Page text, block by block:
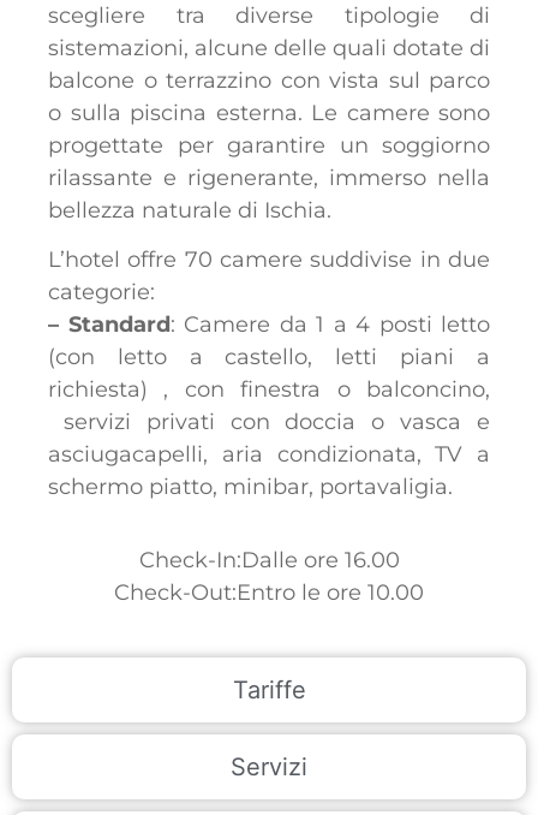
Tariffe
Servizi
scegliere tra diverse tipologie di
sistemazioni, alcune delle quali dotate di
balcone o terrazzino con vista sul parco
o sulla piscina esterna. Le camere sono
progettate per garantire un soggiorno
rilassante e rigenerante, immerso nella
bellezza naturale di Ischia.
L’hotel offre 70 camere suddivise in due
categorie:
– Standard: Camere da 1 a 4 posti letto
(con letto a castello, letti piani a
richiesta) , con finestra o balconcino,
servizi privati con doccia o vasca e
asciugacapelli, aria condizionata, TV a
schermo piatto, minibar, portavaligia.
Check-In:Dalle ore 16.00
Check-Out:Entro le ore 10.00